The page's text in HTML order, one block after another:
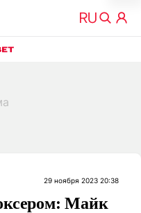
29 ноября 2023 20:38
Майк